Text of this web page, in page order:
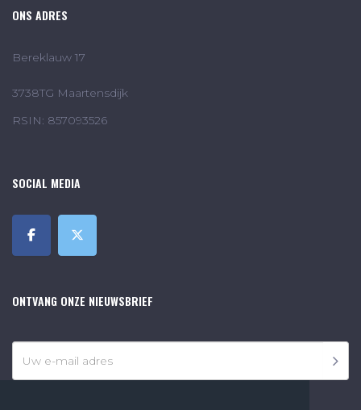
ONS ADRES
Bereklauw 17
3738TG Maartensdijk
RSIN: 857093526
SOCIAL MEDIA
ONTVANG ONZE NIEUWSBRIEF